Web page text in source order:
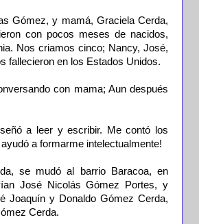
Gómez, y mamá, Graciela Cerda,
con pocos meses de nacidos,
Nos criamos cinco; Nancy, José,
fallecieron en los Estados Unidos.
con mama; Aun después
a leer y escribir. Me contó los
a formarme intelectualmente!
se mudó al barrio Baracoa, en
José Nicolás Gómez Portes, y
Joaquín y Donaldo Gómez Cerda,
Cerda.